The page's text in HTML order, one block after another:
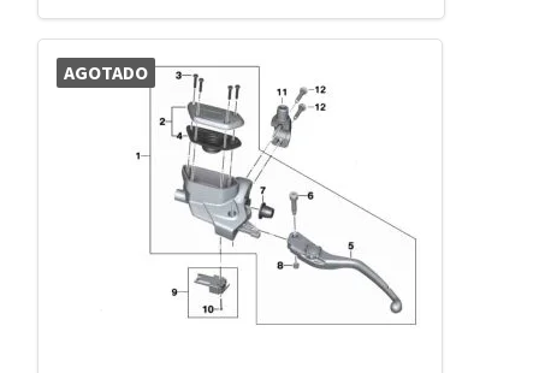
AGOTADO